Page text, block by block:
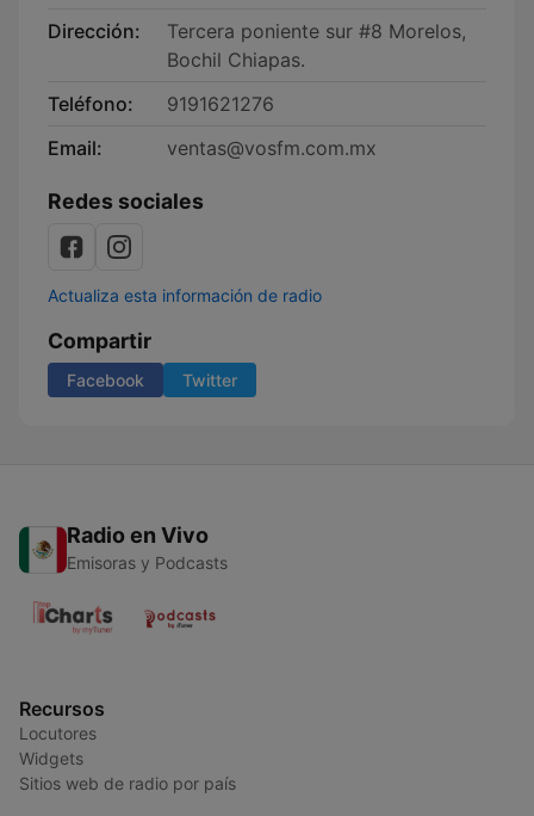
Dirección:
Tercera poniente sur #8 Morelos,
Bochil Chiapas.
Teléfono:
9191621276
Email:
ventas@vosfm.com.mx
Redes sociales
Actualiza esta información de radio
Compartir
Facebook Twitter
Radio en Vivo
Emisoras y Podcasts
Recursos
Locutores
Widgets
Sitios web de radio por país